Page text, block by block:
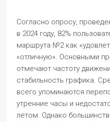
Согласно опросу,
в 2024 году, 82%
маршрута №2 как
«отличную». Основными
отмечают частоту
стабильность графика.
всего упоминаются
утренние часы и
летом. Однако